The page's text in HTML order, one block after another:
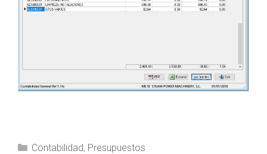
Categorías
Contabilidad, Presupuestos